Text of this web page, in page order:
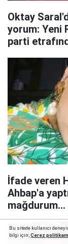
Oktay
yorum: Yeni
parti
İfade veren
Ahbap'a
mağdurum...
Bu sitede kullanıcı
bilgi için;Çerez politika